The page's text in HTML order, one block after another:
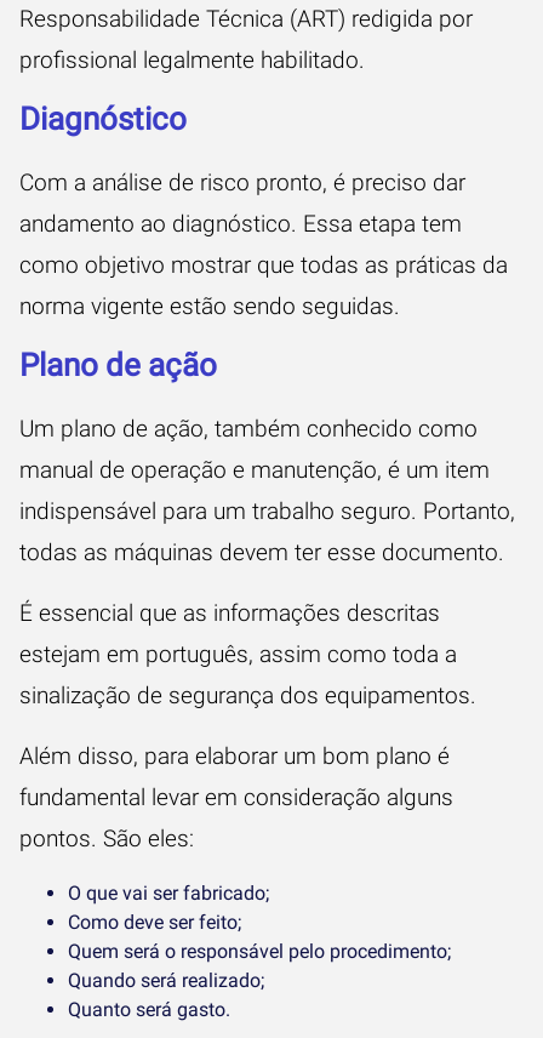
Responsabilidade Técnica (ART) redigida por
profissional legalmente habilitado.
Diagnóstico
Com a análise de risco pronto, é preciso dar
andamento ao diagnóstico. Essa etapa tem
como objetivo mostrar que todas as práticas da
norma vigente estão sendo seguidas.
Plano de ação
Um plano de ação, também conhecido como
manual de operação e manutenção, é um item
indispensável para um trabalho seguro. Portanto,
todas as máquinas devem ter esse documento.
É essencial que as informações descritas
estejam em português, assim como toda a
sinalização de segurança dos equipamentos.
Além disso, para elaborar um bom plano é
fundamental levar em consideração alguns
pontos. São eles:
O que vai ser fabricado;
Como deve ser feito;
Quem será o responsável pelo procedimento;
Quando será realizado;
Quanto será gasto.